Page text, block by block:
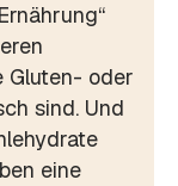
Gluten- oder
sind. Und
eine